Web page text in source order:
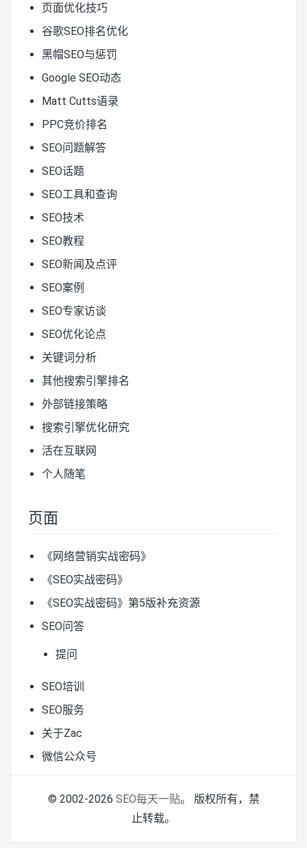
页面优化技巧
谷歌SEO排名优化
黑帽SEO与惩罚
Google SEO动态
Matt Cutts语录
PPC竞价排名
SEO问题解答
SEO话题
SEO工具和查询
SEO技术
SEO教程
SEO新闻及点评
SEO案例
SEO专家访谈
SEO优化论点
关键词分析
其他搜索引擎排名
外部链接策略
搜索引擎优化研究
活在互联网
个人随笔
页面
《网络营销实战密码》
《SEO实战密码》
《SEO实战密码》第5版补充资源
SEO问答
提问
SEO培训
SEO服务
关于Zac
微信公众号
© 2002-2026 SEO每天一贴。 版权所有，禁
止转载。